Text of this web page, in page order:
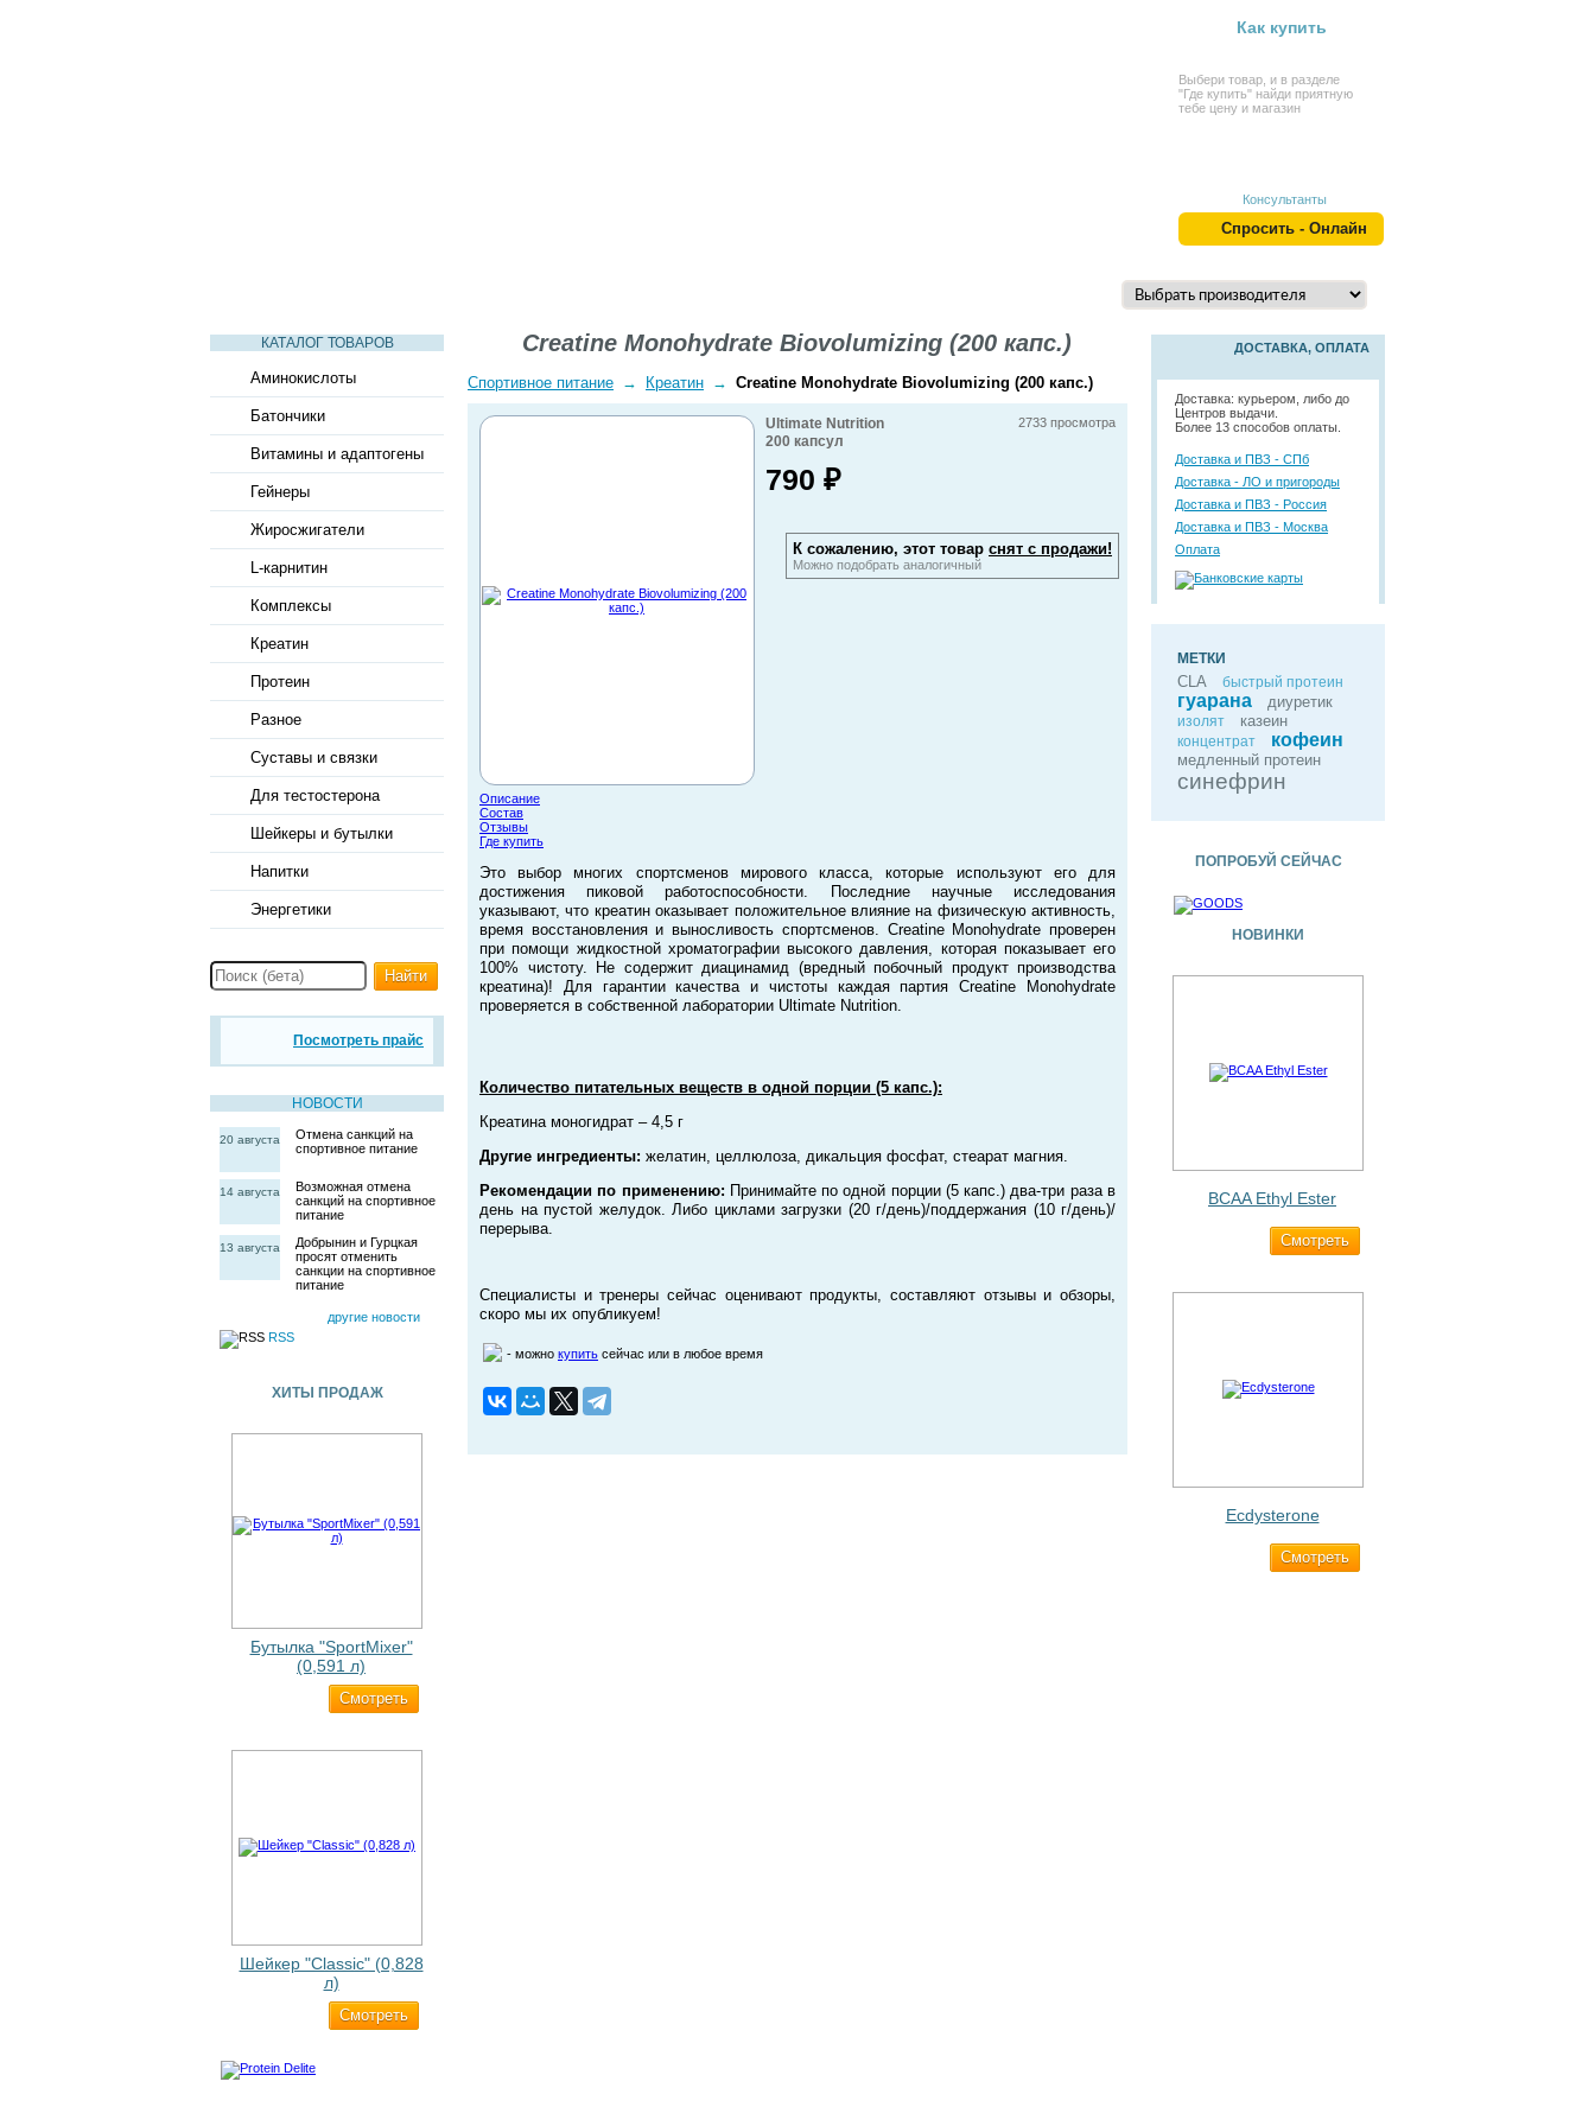
Как купить
Выбери товар, и в разделе
"Где купить" найди приятную
тебе цену и магазин
Консультанты
Спросить - Онлайн
КАТАЛОГ ТОВАРОВ
Аминокислоты
Батончики
Витамины и адаптогены
Гейнеры
Жиросжигатели
L-карнитин
Комплексы
Креатин
Протеин
Разное
Суставы и связки
Для тестостерона
Шейкеры и бутылки
Напитки
Энергетики
Найти
Посмотреть прайс
НОВОСТИ
20 августа
Отмена санкций на
спортивное питание
14 августа
Возможная отмена
санкций на спортивное
питание
13 августа
Добрынин и Гурцкая
просят отменить
санкции на спортивное
питание
другие новости
RSS
ХИТЫ ПРОДАЖ
Бутылка "SportMixer"
(0,591 л)
Cмотреть
Шейкер "Classic" (0,828
л)
Cмотреть
Creatine Monohydrate Biovolumizing (200 капс.)
Спортивное питание → Креатин → Creatine Monohydrate Biovolumizing (200 капс.)
2733 просмотра
Ultimate Nutrition
200 капсул
790 ₽
К сожалению, этот товар снят с продажи!
Можно подобрать аналогичный
Описание
Состав
Отзывы
Где купить
Это выбор многих спортсменов мирового класса, которые используют его для
достижения пиковой работоспособности. Последние научные исследования
указывают, что креатин оказывает положительное влияние на физическую активность,
время восстановления и выносливость спортсменов. Creatine Monohydrate проверен
при помощи жидкостной хроматографии высокого давления, которая показывает его
100% чистоту. Не содержит диацинамид (вредный побочный продукт производства
креатина)! Для гарантии качества и чистоты каждая партия Creatine Monohydrate
проверяется в собственной лаборатории Ultimate Nutrition.
Количество питательных веществ в одной порции (5 капс.):
Креатина моногидрат – 4,5 г
Другие ингредиенты: желатин, целлюлоза, дикальция фосфат, стеарат магния.
Рекомендации по применению: Принимайте по одной порции (5 капс.) два-три раза в
день на пустой желудок. Либо циклами загрузки (20 г/день)/поддержания (10 г/день)/
перерыва.
Специалисты и тренеры сейчас оценивают продукты, составляют отзывы и обзоры,
скоро мы их опубликуем!
- можно купить сейчас или в любое время
ДОСТАВКА, ОПЛАТА
Доставка: курьером, либо до
Центров выдачи.
Более 13 способов оплаты.
Доставка и ПВЗ - СПб
Доставка - ЛО и пригороды
Доставка и ПВЗ - Россия
Доставка и ПВЗ - Москва
Оплата
МЕТКИ
CLA быстрый протеин
гуарана диуретик
изолят казеин
концентрат кофеин
медленный протеин
синефрин
ПОПРОБУЙ СЕЙЧАС
НОВИНКИ
BCAA Ethyl Ester
Cмотреть
Ecdysterone
Cмотреть